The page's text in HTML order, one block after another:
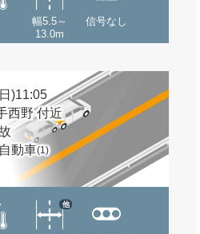
幅5.5～
13.0m
信号なし
)11:05
西野 付近
動車(1)
他